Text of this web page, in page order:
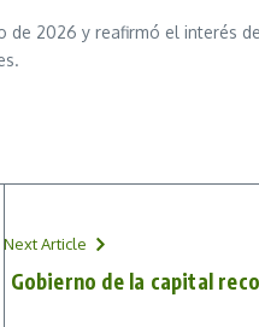
2026 y reafirmó el interés
Next Article
Gobierno de la capital